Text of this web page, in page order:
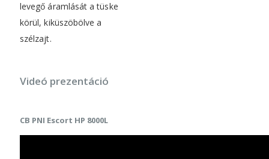
levegő áramlását a tüske
körül, kiküszöbölve a
szélzajt.
Videó prezentáció
CB PNI Escort HP 8000L